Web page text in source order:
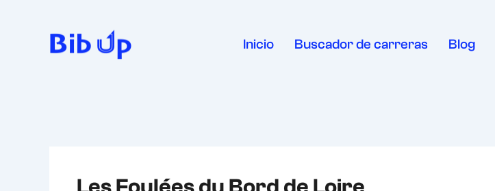
Inicio Buscador de carreras Blog